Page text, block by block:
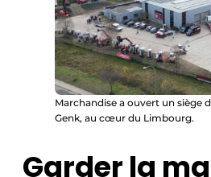
Techniques ferroviaires
Travaux ferroviaires
Marchandise a ouvert un siège
Genk, au cœur du Limbourg.
Garder la